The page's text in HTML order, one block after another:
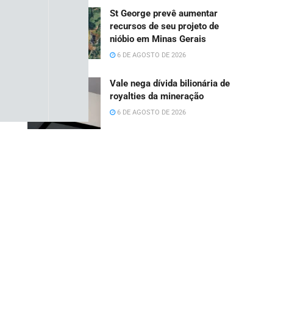
St George prevê aumentar
recursos de seu projeto de
nióbio em Minas Gerais
6 DE AGOSTO DE 2026
Vale nega dívida bilionária de
royalties da mineração
6 DE AGOSTO DE 2026